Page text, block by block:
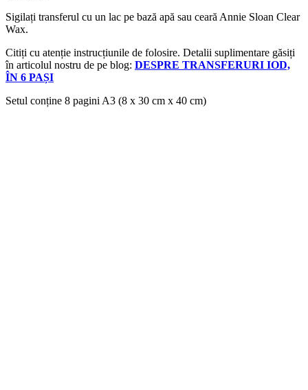
Sigilați transferul cu un lac pe bază apă sau ceară Annie Sloan Clear
Wax.
Citiți cu atenție instrucțiunile de folosire. Detalii suplimentare găsiți
în articolul nostru de pe blog: DESPRE TRANSFERURI IOD,
ÎN 6 PAȘI
Setul conține 8 pagini A3 (8 x 30 cm x 40 cm)